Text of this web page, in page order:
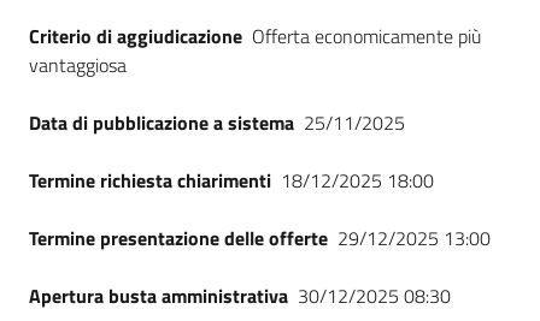
Criterio di aggiudicazione Offerta economicamente più
vantaggiosa
Data di pubblicazione a sistema 25/11/2025
Termine richiesta chiarimenti 18/12/2025 18:00
Termine presentazione delle offerte 29/12/2025 13:00
Apertura busta amministrativa 30/12/2025 08:30